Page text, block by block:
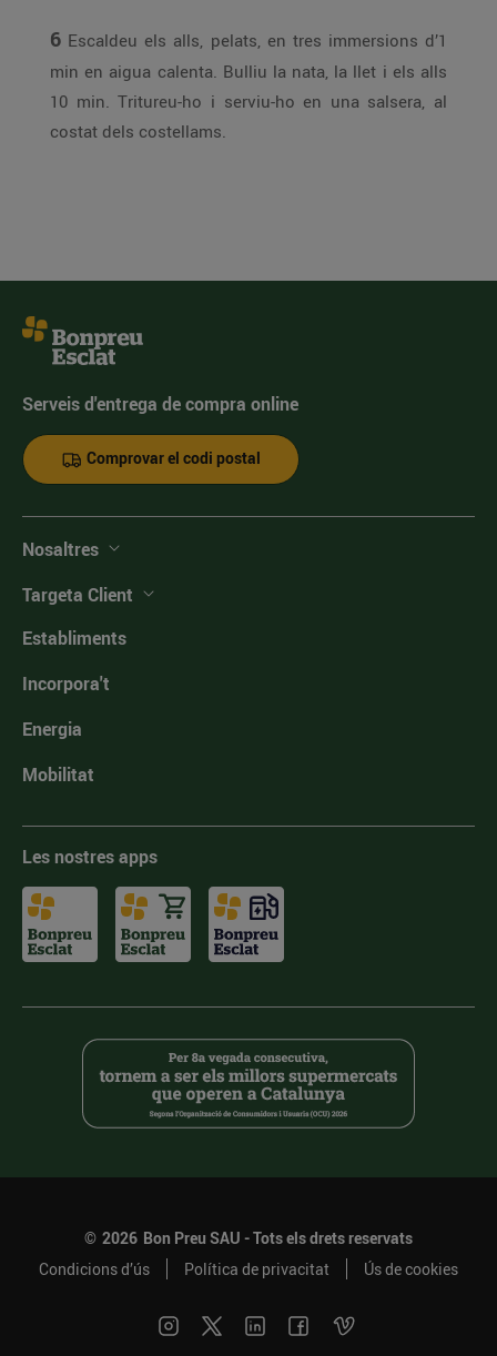
6 Escaldeu els alls, pelats, en tres immersions d’1
min en aigua calenta. Bulliu la nata, la llet i els alls
10 min. Tritureu-ho i serviu-ho en una salsera, al
costat dels costellams.
Serveis d'entrega de compra online
Comprovar el codi postal
Nosaltres
Targeta Client
Establiments
Incorpora't
Energia
Mobilitat
Les nostres apps
© 2026 Bon Preu SAU - Tots els drets reservats
Condicions d’ús
Política de privacitat Ús de cookies